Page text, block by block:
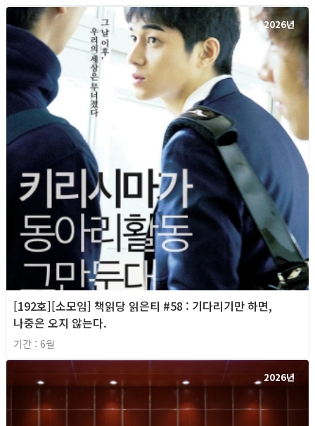
2026년
[192호][소모임] 책읽당 읽은티 #58 : 기다리기만 하면,
나중은 오지 않는다.
기간 : 6월
2026년